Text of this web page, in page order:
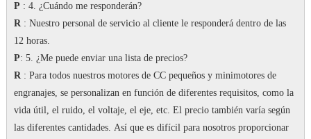
P : 4. ¿Cuándo me responderán?
R: Nuestro personal de servicio al cliente le responderá dentro de las
12 horas.
P: 5. ¿Me puede enviar una lista de precios?
R: Para todos nuestros motores de CC pequeños y minimotores de
engranajes, se personalizan en función de diferentes requisitos, como la
vida útil, el ruido, el voltaje, el eje, etc. El precio también varía según
las diferentes cantidades. Así que es difícil para nosotros proporcionar